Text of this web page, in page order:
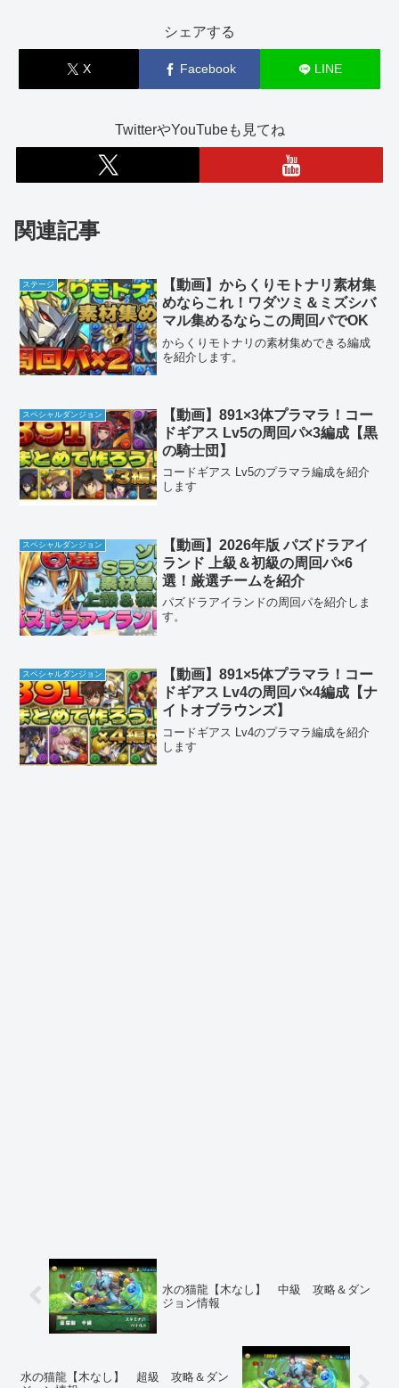
シェアする
X Facebook LINE
TwitterやYouTubeも見てね
関連記事
ステージ
【動画】からくりモトナリ素材集
めならこれ！ワダツミ＆ミズシバ
マル集めるならこの周回パでOK
からくりモトナリの素材集めできる編成
を紹介します。
スペシャルダンジョン
【動画】891×3体プラマラ！コー
ドギアス Lv5の周回パ×3編成【黒
の騎士団】
コードギアス Lv5のプラマラ編成を紹介
します
スペシャルダンジョン
【動画】2026年版 パズドラアイ
ランド 上級＆初級の周回パ×6
選！厳選チームを紹介
パズドラアイランドの周回パを紹介しま
す。
スペシャルダンジョン
【動画】891×5体プラマラ！コー
ドギアス Lv4の周回パ×4編成【ナ
イトオブラウンズ】
コードギアス Lv4のプラマラ編成を紹介
します
水の猫龍【木なし】 中級 攻略＆ダン
ジョン情報
水の猫龍【木なし】 超級 攻略＆ダン